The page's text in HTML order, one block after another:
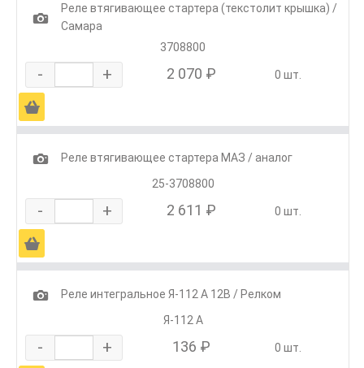
1
Реле втягивающее стартера (текстолит крышка) /
Самара
3708800
- + 2 070 ₽ 0 шт.
Ä
1
Реле втягивающее стартера МАЗ / аналог
25-3708800
- + 2 611 ₽ 0 шт.
Ä
1
Реле интегральное Я-112 А 12В / Релком
Я-112 А
- + 136 ₽ 0 шт.